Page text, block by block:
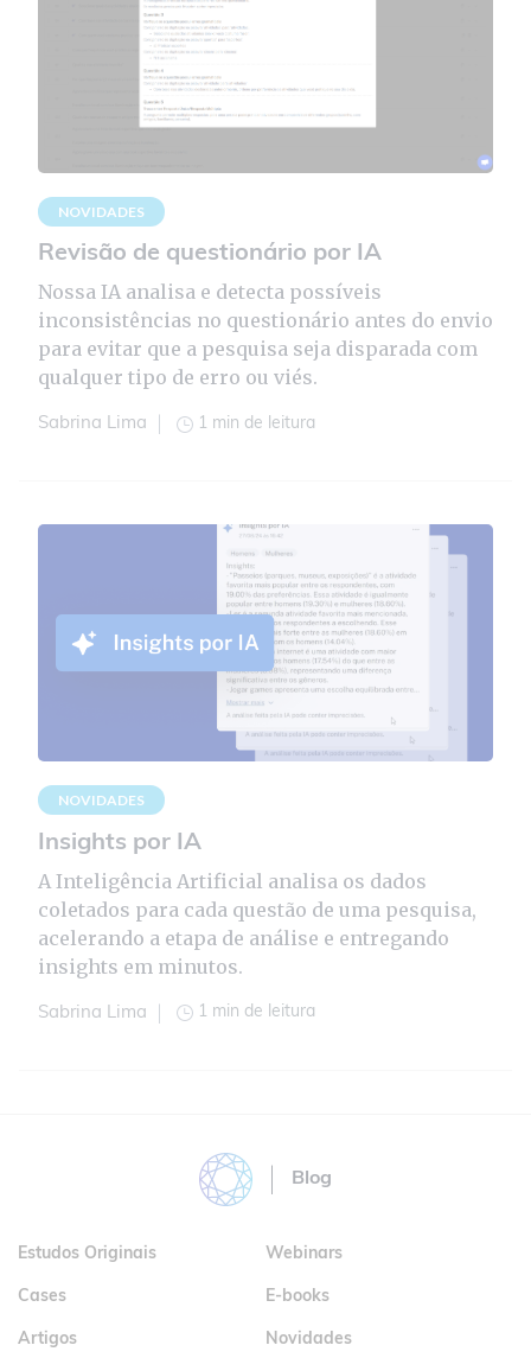
NOVIDADES
Revisão de questionário por IA
Nossa IA analisa e detecta possíveis
inconsistências no questionário antes do envio
para evitar que a pesquisa seja disparada com
qualquer tipo de erro ou viés.
Sabrina Lima 1 min de leitura
NOVIDADES
Insights por IA
A Inteligência Artificial analisa os dados
coletados para cada questão de uma pesquisa,
acelerando a etapa de análise e entregando
insights em minutos.
Sabrina Lima 1 min de leitura
Blog
Estudos Originais Webinars
Cases E-books
Artigos Novidades